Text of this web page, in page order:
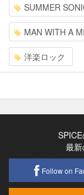
SUMMER
MAN WITH A
洋楽ロック
最
Follow on